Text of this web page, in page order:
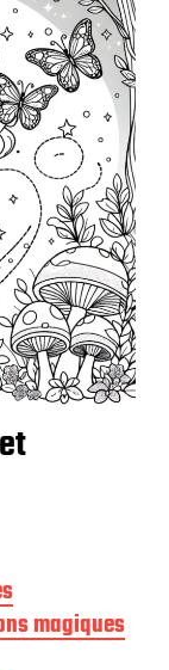
magiques